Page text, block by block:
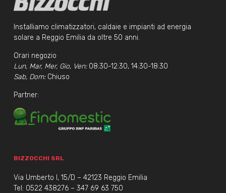
Installiamo climatizzatori, caldaie e impianti ad energia
solare a Reggio Emilia da oltre 50 anni.
Orari negozio
Lun, Mar, Mer, Gio, Ven:08:30-12:30, 14:30-18:30
Sab, Dom:Chiuso
Partner:
BIZZOCCHI SRL
Via Umberto I, 15/D – 42123 Reggio Emilia
Tel: 0522 438276– 347 69 63 750